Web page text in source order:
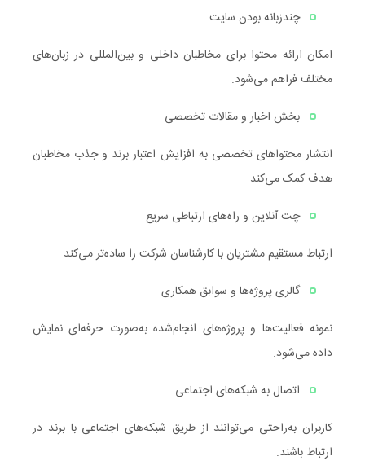
چندزبانه بودن سایت
امکان ارائه محتوا برای مخاطبان داخلی و بین‌المللی در زبان‌های
مختلف فراهم می‌شود.
بخش اخبار و مقالات تخصصی
انتشار محتواهای تخصصی به افزایش اعتبار برند و جذب مخاطبان
هدف کمک می‌کند.
چت آنلاین و راه‌های ارتباطی سریع
ارتباط مستقیم مشتریان با کارشناسان شرکت را ساده‌تر می‌کند.
گالری پروژه‌ها و سوابق همکاری
نمونه فعالیت‌ها و پروژه‌های انجام‌شده به‌صورت حرفه‌ای نمایش
داده می‌شود.
اتصال به شبکه‌های اجتماعی
کاربران به‌راحتی می‌توانند از طریق شبکه‌های اجتماعی با برند در
ارتباط باشند.